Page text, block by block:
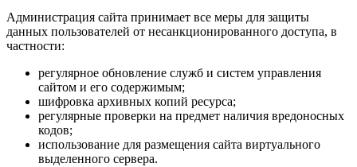
Администрация сайта принимает все меры для защиты
данных пользователей от несанкционированного доступа, в
частности:
регулярное обновление служб и систем управления
сайтом и его содержимым;
шифровка архивных копий ресурса;
регулярные проверки на предмет наличия вредоносных
кодов;
использование для размещения сайта виртуального
выделенного сервера.